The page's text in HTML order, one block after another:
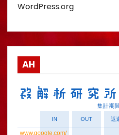
WordPress.org
AH